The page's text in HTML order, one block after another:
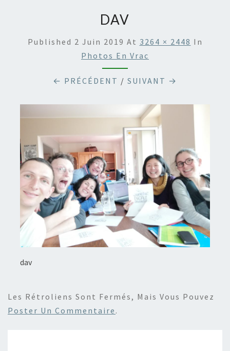
DAV
Published 2 Juin 2019 At 3264 × 2448 In
Photos En Vrac
← PRÉCÉDENT / SUIVANT →
dav
Les Rétroliens Sont Fermés, Mais Vous Pouvez
Poster Un Commentaire .